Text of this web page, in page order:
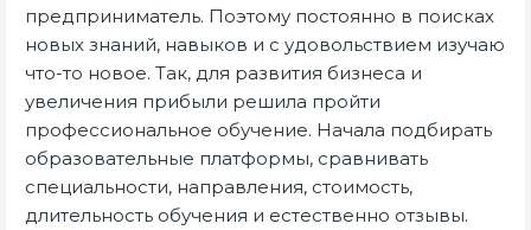
предприниматель. Поэтому постоянно в поисках
новых знаний, навыков и с удовольствием изучаю
что-то новое. Так, для развития бизнеса и
увеличения прибыли решила пройти
профессиональное обучение. Начала подбирать
образовательные платформы, сравнивать
специальности, направления, стоимость,
длительность обучения и естественно отзывы.